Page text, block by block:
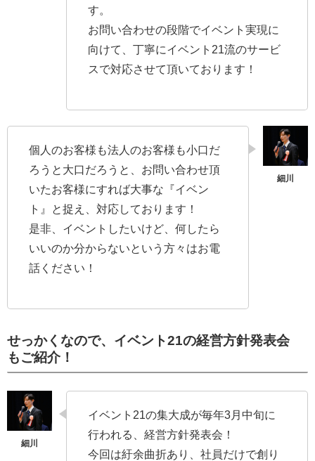
す。
お問い合わせの段階でイベント実現に
向けて、丁寧にイベント21流のサービ
スで対応させて頂いております！
個人のお客様も法人のお客様も小口だ
ろうと大口だろうと、お問い合わせ頂
いたお客様にすれば大事な『イベン
ト』と捉え、対応しております！
是非、イベントしたいけど、何したら
いいのか分からないという方々はお電
話ください！
せっかくなので、イベント21の経営方針発表会
もご紹介！
イベント21の集大成が毎年3月中旬に
行われる、経営方針発表会！
今回は紆余曲折あり、社員だけで創り